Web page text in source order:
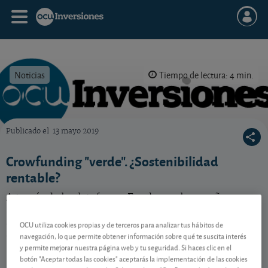
Noticias Tiempo de lectura: 4 min.
Publicado el 13 mayo 2019
Crowfunding "verde". ¿Sostenibilidad
rentable?
A través de la plataforma Fundeen, el pequeño
renovables. ¿De verdad se puede obtener una
rentabilidad del 7,3% anual?
OCU utiliza cookies propias y de terceros para analizar tus hábitos de
navegación, lo que permite obtener información sobre qué te suscita interés
y permite mejorar nuestra página web y tu seguridad. Si haces clic en el
botón "Aceptar todas las cookies" aceptarás la implementación de las cookies